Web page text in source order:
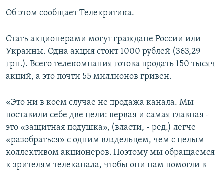
ELIFBE
УКРАИНСКАЯ ПРОБЛЕМА КРЫМА
Все сайты RFE/RL
Об этом сообщает Телекритика.
Стать акционерами могут граждане России или
Украины. Одна акция стоит 1000 рублей (363,29
грн.). Всего телекомпания готова продать 150 тысяч
акций, а это почти 55 миллионов гривен.
«Это ни в коем случае не продажа канала. Мы
поставили себе две цели: первая и самая главная ‑
это «защитная подушка», (власти, ‑ ред.) легче
«разобраться» с одним владельцем, чем с целым
коллективом акционеров. Поэтому мы обращаемся
к зрителям телеканала, чтобы они нам помогли в